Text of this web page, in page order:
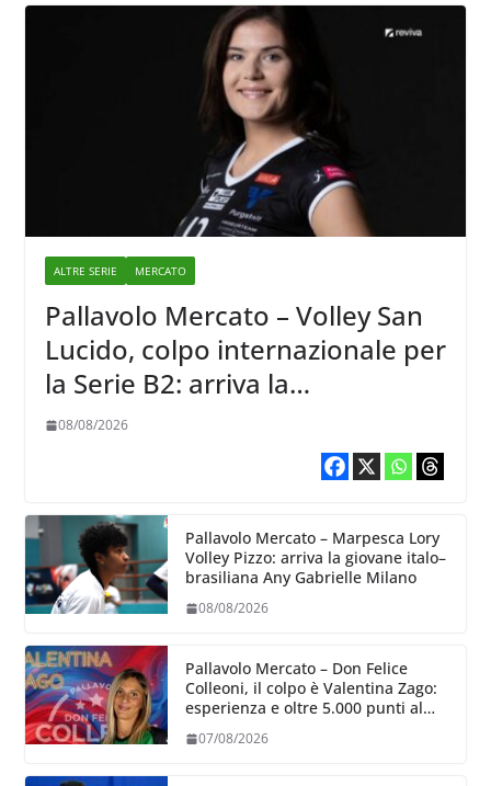
ALTRE SERIE MERCATO
Pallavolo Mercato – Volley San
Lucido, colpo internazionale per
la Serie B2: arriva la
schiacciatrice lettone Kristine
08/08/2026
Pallavolo Mercato – Marpesca Lory
Volley Pizzo: arriva la giovane italo–
brasiliana Any Gabrielle Milano
08/08/2026
Pallavolo Mercato – Don Felice
Colleoni, il colpo è Valentina Zago:
esperienza e oltre 5.000 punti al
07/08/2026